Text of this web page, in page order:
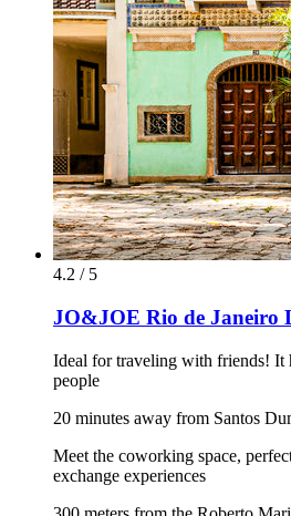
4.2 / 5
JO&JOE Rio de Janeiro
Ideal for traveling with friends! It
people
20 minutes away from Santos
Meet the coworking space,
exchange experiences